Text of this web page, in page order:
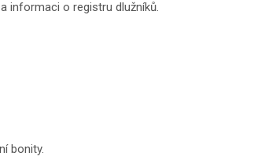
informaci o registru dlužníků.
bonity.